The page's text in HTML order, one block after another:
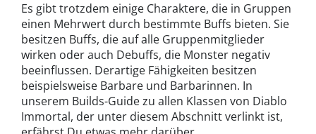
Es gibt trotzdem einige Charaktere, die in Gruppen
einen Mehrwert durch bestimmte Buffs bieten. Sie
besitzen Buffs, die auf alle Gruppenmitglieder
wirken oder auch Debuffs, die Monster negativ
beeinflussen. Derartige Fähigkeiten besitzen
beispielsweise Barbare und Barbarinnen. In
unserem Builds-Guide zu allen Klassen von Diablo
Immortal, der unter diesem Abschnitt verlinkt ist,